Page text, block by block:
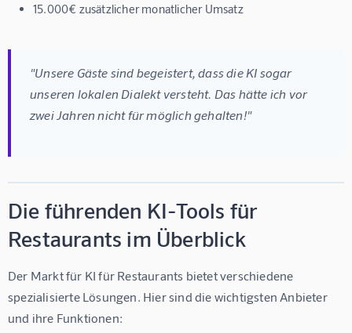
15.000€ zusätzlicher monatlicher Umsatz
"Unsere Gäste sind begeistert, dass die KI sogar
unseren lokalen Dialekt versteht. Das hätte ich vor
zwei Jahren nicht für möglich gehalten!"
Die führenden KI-Tools für
Restaurants im Überblick
Der Markt für KI für Restaurants bietet verschiedene
spezialisierte Lösungen. Hier sind die wichtigsten Anbieter
und ihre Funktionen: